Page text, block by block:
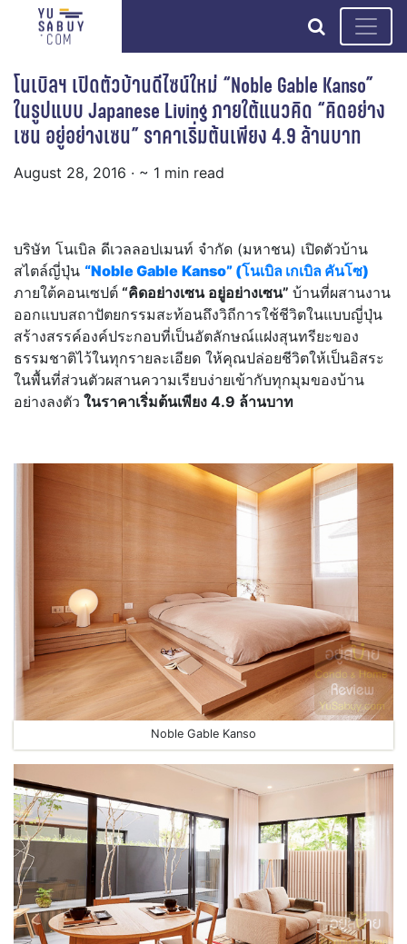
search
โนเบิลฯ เปิดตัวบ้านดีไซน์ใหม่ “Noble Gable Kanso”
ในรูปแบบ Japanese Living ภายใต้แนวคิด “คิดอย่าง
เซน อยู่อย่างเซน” ราคาเริ่มต้นเพียง 4.9 ล้านบาท
August 28, 2016 · ~ 1 min read
บริษัท โนเบิล ดีเวลลอปเมนท์ จำกัด (มหาชน) เปิดตัวบ้าน
สไตล์ญี่ปุ่น “Noble Gable Kanso” (โนเบิล เกเบิล คันโซ)
ภายใต้คอนเซปต์ “คิดอย่างเซน อยู่อย่างเซน” บ้านที่ผสานงาน
ออกแบบสถาปัตยกรรมสะท้อนถึงวิถีการใช้ชีวิตในแบบญี่ปุ่น
สร้างสรรค์องค์ประกอบที่เป็นอัตลักษณ์แฝงสุนทรียะของ
ธรรมชาติไว้ในทุกรายละเอียด ให้คุณปล่อยชีวิตให้เป็นอิสระ
ในพื้นที่ส่วนตัวผสานความเรียบง่ายเข้ากับทุกมุมของบ้าน
อย่างลงตัว ในราคาเริ่มต้นเพียง 4.9 ล้านบาท
Noble Gable Kanso